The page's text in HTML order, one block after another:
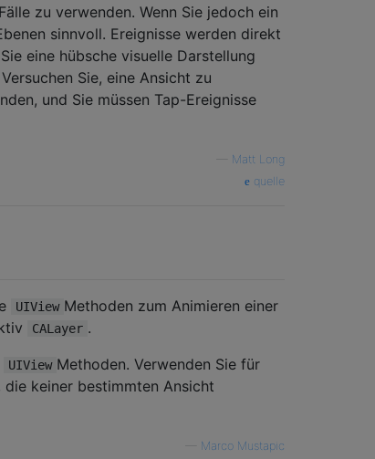
zu verwenden. Wenn Sie jedoch ein
sinnvoll. Ereignisse werden direkt
eine hübsche visuelle Darstellung
Sie, eine Ansicht zu
und Sie müssen Tap-Ereignisse
Matt Long
quelle
UIView Methoden zum Animieren einer
CALayer .
UIView Methoden. Verwenden Sie für
keiner bestimmten Ansicht
Marco Mustapic